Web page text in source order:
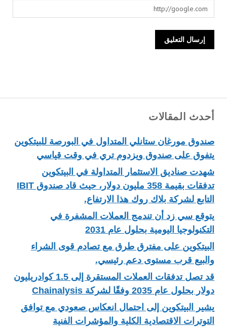
أحدث المقالات
صندوق مورغان ستانلي المتداول في البورصة للبيتكوين
يتفوق على صندوق ويزدوم تري في وقت قياسي
شهدت صناديق الاستثمار المتداولة في البيتكوين
تدفقات بقيمة 358 مليون دولار، حيث قاد صندوق IBIT
التابع لشركة بلاك روك هذا الارتفاع.
يتوقع سي زد أن تندمج العملات المشفرة في
التكنولوجيا اليومية بحلول عام 2031
البيتكوين على مفترق طرق مع تصادم قوى الشراء
والبيع قرب مستوى دعم رئيسي.
قد تصل تدفقات العملات المستقرة إلى 1.5 كوادريليون
دولار بحلول عام 2035 وفقًا لشركة Chainalysis
يشير البيتكوين إلى احتمال انعكاس صعودي مع توافق
التوترات الاقتصادية الكلية والمؤشرات الفنية